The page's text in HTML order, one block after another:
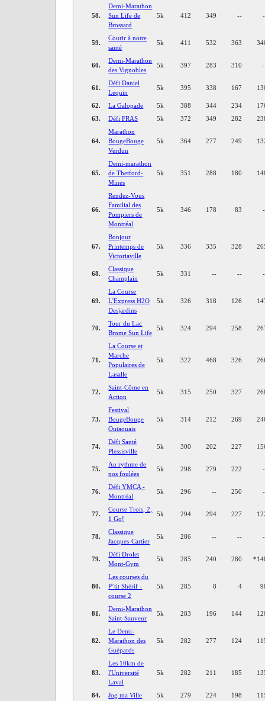
58.
Demi-Marathon
Sun Life de
Brossard
5k 412 349 --
59.
Courir à notre
santé
5k 411 532 363
60.
Demi-Marathon
des Vignobles
5k 397 283 310
61.
Défi Daniel
Lequin
5k 395 338 167
62. La Galopade 5k 388 344 234
63.
Défi FRAS 5k 372 349 282
64.
Marathon
BougeBouge
Verdun
5k 364 277 249
65.
Demi-marathon
de Thetford-
Mines
5k 351 288 180
66.
Rendez-Vous
Familial des
Pompiers de
Montréal
5k 346 178 83
67.
Bonjour
Printemps de
Victoriaville
5k 336 335 328
68.
Classique
Champlain
5k 331 -- --
69.
La Course
L'Express H2O
Desjardins
5k 326 318 126
70.
Tour du Lac
Brome Sun Life
5k 324 294 258
71.
La Course et
Marche
Populaires de
Lasalle
5k 322 468 326
72.
Saint-Côme en
Action
5k 315 250 327
73.
Festival
BougeBouge
Outaouais
5k 314 212 269
74.
Défi Santé
Plessisville
5k 300 202 227
75.
Au rythme de
nos foulées
5k 298 279 222
76.
Défi YMCA -
Montréal
5k 296 -- 250
77.
Course Trois, 2,
1 Go!
5k 294 294 227
78.
Classique
Jacques-Cartier
5k 286 -- --
79.
Défi Drolet
Mont-Gym
5k 285 240 280 *
80.
Les courses du
P’tit Shérif -
course 2
5k 285 8 4
81.
Demi-Marathon
Saint-Sauveur
5k 283 196 144
82.
Le Demi-
Marathon des
Guépards
5k 282 277 124
83.
Les 10km de
l'Université
Laval
5k 282 211 185
84. Jog ma Ville 5k 279 224 198